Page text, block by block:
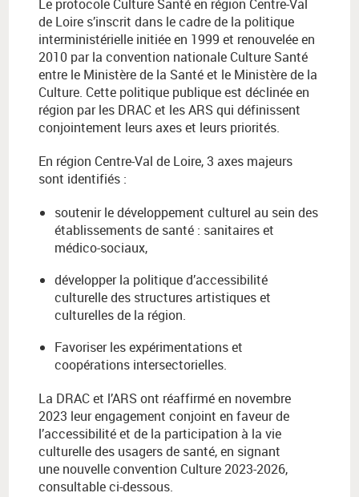
Le protocole Culture Santé en région Centre-Val
de Loire s’inscrit dans le cadre de la politique
interministérielle initiée en 1999 et renouvelée en
2010 par la convention nationale Culture Santé
entre le Ministère de la Santé et le Ministère de la
Culture. Cette politique publique est déclinée en
région par les DRAC et les ARS qui définissent
conjointement leurs axes et leurs priorités.
En région Centre-Val de Loire, 3 axes majeurs
sont identifiés :
soutenir le développement culturel au sein des
établissements de santé : sanitaires et
médico-sociaux,
développer la politique d’accessibilité
culturelle des structures artistiques et
culturelles de la région.
Favoriser les expérimentations et
coopérations intersectorielles.
La DRAC et l’ARS ont réaffirmé en novembre
2023 leur engagement conjoint en faveur de
l’accessibilité et de la participation à la vie
culturelle des usagers de santé, en signant
une nouvelle convention Culture 2023-2026,
consultable ci-dessous.